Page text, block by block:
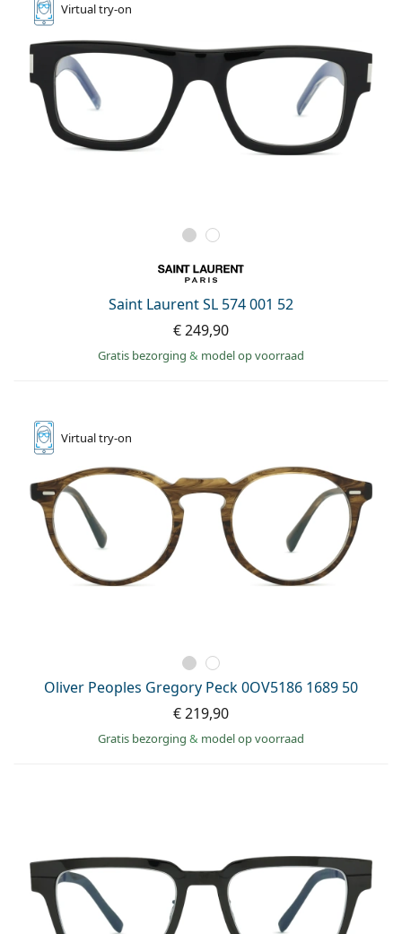
Virtualtry-on
Saint Laurent SL 574 001 52
€ 249,90
Gratis bezorging & model op voorraad
Virtualtry-on
Oliver Peoples Gregory Peck 0OV5186 1689 50
€ 219,90
Gratis bezorging & model op voorraad